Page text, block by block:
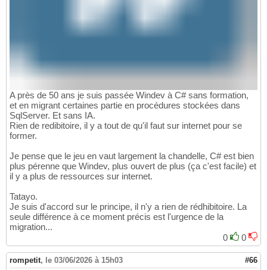
A près de 50 ans je suis passée Windev à C# sans formation,
et en migrant certaines partie en procédures stockées dans
SqlServer. Et sans IA.
Rien de redibitoire, il y a tout de qu'il faut sur internet pour se
former.
Je pense que le jeu en vaut largement la chandelle, C# est bien
plus pérenne que Windev, plus ouvert de plus (ça c'est facile) et
il y a plus de ressources sur internet.
Tatayo.
Je suis d'accord sur le principe, il n'y a rien de rédhibitoire. La
seule différence à ce moment précis est l'urgence de la
migration...
0
0
rompetit, le 03/06/2026 à 15h03 #66